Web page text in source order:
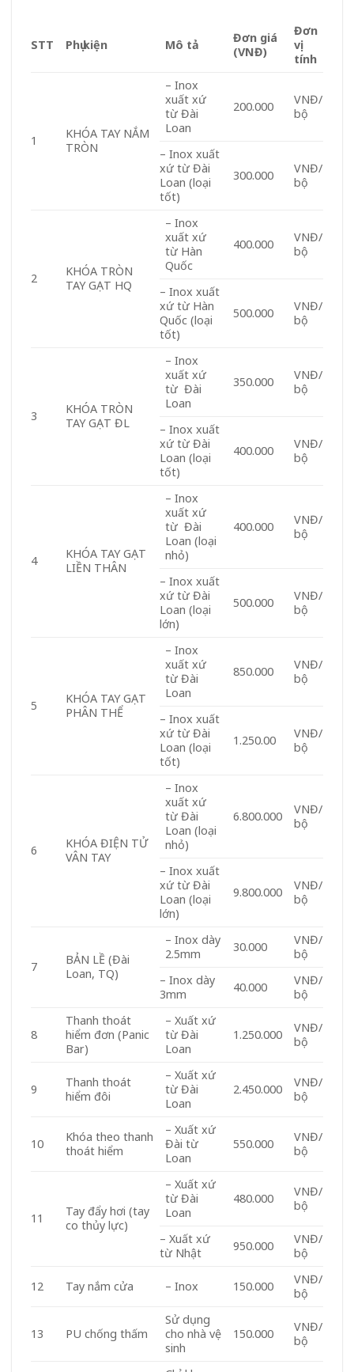
STT Phụ kiện Mô tả
Đơn giá
(VNĐ)
Đơn
vị
tính
1
KHÓA TAY NẮM
TRÒN
– Inox
xuất xứ
từ Đài
Loan
200.000
VNĐ/
bộ
– Inox xuất
xứ từ Đài
Loan (loại
tốt)
300.000
VNĐ/
bộ
2
KHÓA TRÒN
TAY GẠT HQ
– Inox
xuất xứ
từ Hàn
Quốc
400.000
VNĐ/
bộ
– Inox xuất
xứ từ Hàn
Quốc (loại
tốt)
500.000
VNĐ/
bộ
3
KHÓA TRÒN
TAY GẠT ĐL
– Inox
xuất xứ
từ Đài
Loan
350.000
VNĐ/
bộ
– Inox xuất
xứ từ Đài
Loan (loại
tốt)
400.000
VNĐ/
bộ
4
KHÓA TAY GẠT
LIỀN THÂN
– Inox
xuất xứ
từ Đài
Loan (loại
nhỏ)
400.000
VNĐ/
bộ
– Inox xuất
xứ từ Đài
Loan (loại
lớn)
500.000
VNĐ/
bộ
5
KHÓA TAY GẠT
PHÂN THỂ
– Inox
xuất xứ
từ Đài
Loan
850.000
VNĐ/
bộ
– Inox xuất
xứ từ Đài
Loan (loại
tốt)
1.250.00
VNĐ/
bộ
6
KHÓA ĐIỆN TỬ
VÂN TAY
– Inox
xuất xứ
từ Đài
Loan (loại
nhỏ)
6.800.000
VNĐ/
bộ
– Inox xuất
xứ từ Đài
Loan (loại
lớn)
9.800.000
VNĐ/
bộ
7
BẢN LỀ (Đài
Loan, TQ)
– Inox dày
2.5mm
30.000
VNĐ/
bộ
– Inox dày
3mm
40.000
VNĐ/
bộ
8
Thanh thoát
hiểm đơn (Panic
Bar)
– Xuất xứ
từ Đài
Loan
1.250.000
VNĐ/
bộ
9
Thanh thoát
hiểm đôi
– Xuất xứ
từ Đài
Loan
2.450.000
VNĐ/
bộ
10
Khóa theo thanh
thoát hiểm
– Xuất xứ
Đài từ
Loan
550.000
VNĐ/
bộ
11
Tay đẩy hơi (tay
co thủy lực)
– Xuất xứ
từ Đài
Loan
480.000
VNĐ/
bộ
– Xuất xứ
từ Nhật
950.000
VNĐ/
bộ
12 Tay nắm cửa – Inox 150.000
VNĐ/
bộ
13 PU chống thấm
Sử dụng
cho nhà vệ
sinh
150.000
VNĐ/
bộ